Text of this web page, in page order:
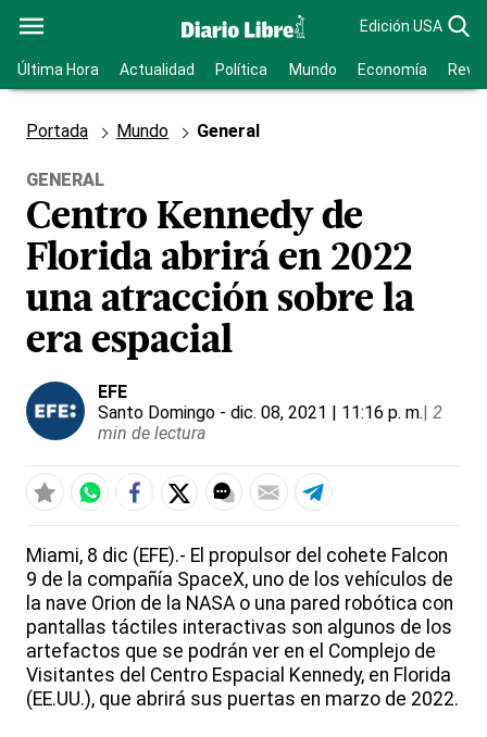
Edición USA
Última Hora Actualidad Política Mundo Economía
Portada Mundo General
GENERAL
Centro Kennedy de
Florida abrirá en 2022
una atracción sobre la
era espacial
EFE
Santo Domingo - dic. 08, 2021 | 11:16 p. m.| 2
min de lectura
Miami, 8 dic (EFE).- El propulsor del cohete Falcon
9 de la compañía SpaceX, uno de los vehículos de
la nave Orion de la NASA o una pared robótica con
pantallas táctiles interactivas son algunos de los
artefactos que se podrán ver en el Complejo de
Visitantes del Centro Espacial Kennedy, en Florida
(EE.UU.), que abrirá sus puertas en marzo de 2022.